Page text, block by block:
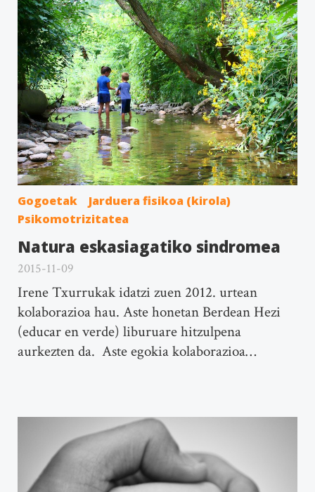
Gogoetak
Jarduera fisikoa (kirola)
Psikomotrizitatea
Natura eskasiagatiko sindromea
2015-11-09
Irene Txurrukak idatzi zuen 2012. urtean
kolaborazioa hau. Aste honetan Berdean Hezi
(educar en verde) liburuare hitzulpena
aurkezten da. Aste egokia kolaborazioa…